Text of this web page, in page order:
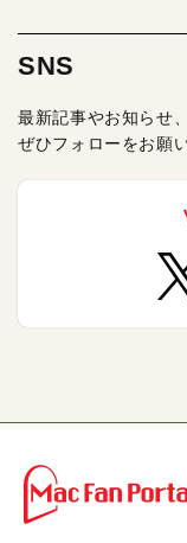
SNS
最新記事やお知らせ
ぜひフォローをお願